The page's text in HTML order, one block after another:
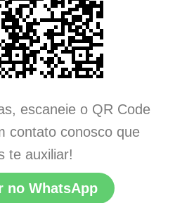
escaneie o QR Code
contato conosco que
te auxiliar!
no WhatsApp